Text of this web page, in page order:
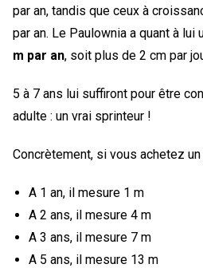
par an, tandis que ceux à
par an. Le Paulownia a quant à lui
m par an, soit plus de 2 cm par
5 à 7 ans lui suffiront pour être
adulte : un vrai sprinteur !
Concrètement, si vous achetez un
A 1 an, il mesure 1 m
A 2 ans, il mesure 4 m
A 3 ans, il mesure 7 m
A 5 ans, il mesure 13 m